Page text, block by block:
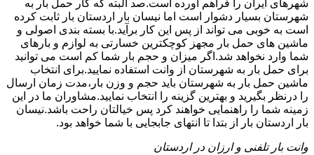
شهرهای ایران را فراهم آورده است.صد البته که کار حمل بار به
شهرستان بسیار دشوار است اما نیسان بار اردستان بار ثابت کرده
است به خوبی می تواند از پس این کار برآید.با بسته بندی اصولی و
ماشین های حمل بار مجهز کوچکترین خسارتی به لوازم و بارهای
شما وارد نخواهد شد.اگر میزان و حجم بار شما کم است می توانید
برای حمل بار به شهرستان از وانت استفاده نمایید.برای انتخاب
ماشین حمل بار به شهرستان باید حجم و وزن بار،مدت زمان ارسال
را درنظر بگیرید و بهترین گزینه را انتخاب نمایید.مشاوران ما در این
زمینه شما را راهنمایی خواهند کرد پس خیالتان راحت باشد.نیسان
بار اردستان بار از بتدا تا انتهای جابجایی با شما خواهد بود.
وانت بار تلفنی و ارزان در اردستان